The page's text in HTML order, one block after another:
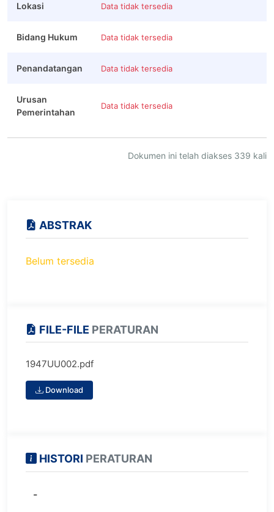
Lokasi Data tidak tersedia
Bidang Hukum Data tidak tersedia
Penandatangan Data tidak tersedia
Urusan
Pemerintahan
Data tidak tersedia
Dokumen ini telah diakses 339 kali
ABSTRAK
Belum tersedia
FILE-FILE PERATURAN
1947UU002.pdf
Download
HISTORI PERATURAN
-